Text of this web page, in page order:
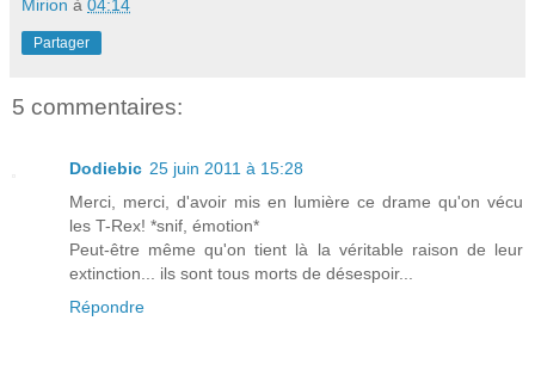
Mirion à 04:14
Partager
5 commentaires:
Dodiebic 25 juin 2011 à 15:28
Merci, merci, d'avoir mis en lumière ce drame qu'on vécu
les T-Rex! *snif, émotion*
Peut-être même qu'on tient là la véritable raison de leur
extinction... ils sont tous morts de désespoir...
Répondre